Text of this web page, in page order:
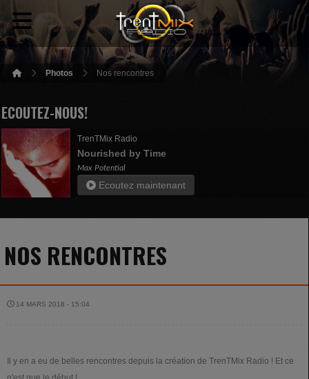
Photos Nos rencontres
ECOUTEZ-NOUS!
TrenTMix Radio
Nourished by Time
Max Potential
Ecoutez maintenant
NOS RENCONTRES
14 MARS 2018 - 15:04
Il y en a eu de belles rencontres depuis la création de TrenTMix Radio ! Et ce